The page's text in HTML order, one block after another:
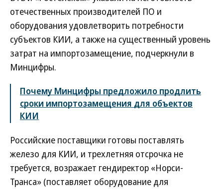
отечественных производителей ПО и
оборудования удовлетворить потребности
субъектов КИИ, а также на существенный уровень
затрат на импортозамещение, подчеркнули в
Минцифры.
Почему Минцифры предложило продлить
сроки импортозамещения для объектов
КИИ
Российские поставщики готовы поставлять
железо для КИИ, и трехлетняя отсрочка не
требуется, возражает гендиректор «Норси-
Транса» (поставляет оборудование для